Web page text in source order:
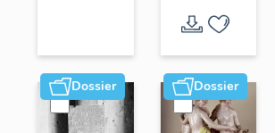
Dossier Dossier